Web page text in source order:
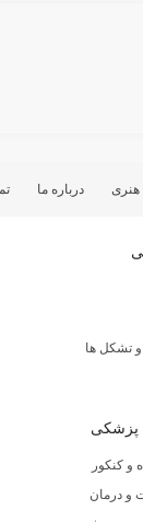
هنری درباره ما
تشکل ها
پزشکی
و کنکور
و درمان